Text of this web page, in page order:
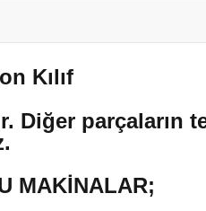
Kılıf
Diğer
MAKİNALAR;